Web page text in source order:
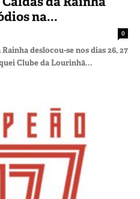
na...
0
deslocou-se nos dias 26, 27
Clube da Lourinhã...